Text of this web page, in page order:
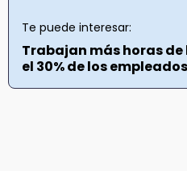
Te puede interesar:
Trabajan más horas
el 30% de los